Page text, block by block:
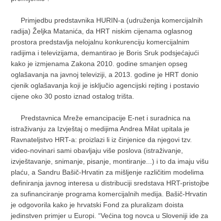
Primjedbu predstavnika HURIN-a (udruženja komercijalnih
radija) Željka Matanića, da HRT niskim cijenama oglasnog
prostora predstavlja nelojalnu konkurenciju komercijalnim
radijima i televizijama, demantirao je Boris Sruk podsjećajući
kako je izmjenama Zakona 2010. godine smanjen opseg
oglašavanja na javnoj televiziji, a 2013. godine je HRT donio
cjenik oglašavanja koji je isključio agencijski rejting i postavio
cijene oko 30 posto iznad ostalog trišta.
Predstavnica Mreže emancipacije E-net i suradnica na
istraživanju za Izvještaj o medijima Andrea Milat upitala je
Ravnateljstvo HRT-a: proizlazi li iz činjenice da njegovi tzv.
video-novinari sami obavljaju više poslova (istraživanje,
izvještavanje, snimanje, pisanje, montiranje...) i to da imaju višu
plaću, a Sandru Bašič-Hrvatin za mišljenje različitim modelima
definiranja javnog interesa u distribuciji sredstava HRT-pristojbe
za sufinanciranje programa komercijalnih medija. Bašič-Hrvatin
je odgovorila kako je hrvatski Fond za pluralizam doista
jedinstven primjer u Europi. “Većina tog novca u Sloveniji ide za